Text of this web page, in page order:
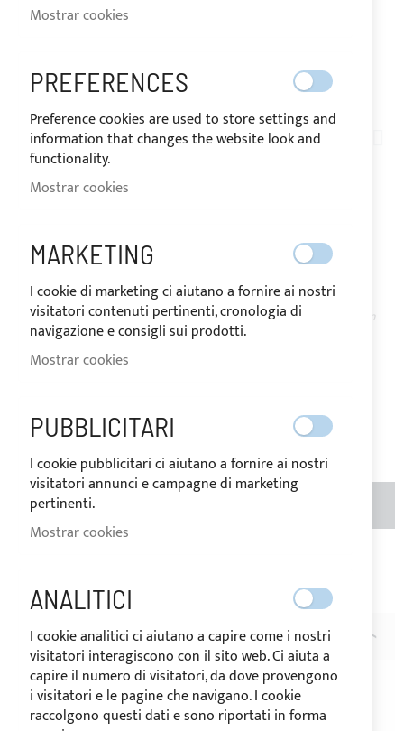
AN01-012
PAQUETE DE 5 METROS
HEMBRA H.20MM - AZUL
DISPONIBLE
Special
13,69 €
El precio puede variar según
el tipo de IVA del país de
CANTIDAD
comparar
ENVÍO EN 24 HORAS
Saltar
comienzo
imágenes
DESCRIPCIÓN
Paquete de 5 metros Velcro macho + hembra h.20mm -
azul
Mostrar cookies
PREFERENCES
Preference cookies are used to store settings and
information that changes the website look and
functionality.
Mostrar cookies
MARKETING
I cookie di marketing ci aiutano a fornire ai nostri
visitatori contenuti pertinenti, cronologia di
navigazione e consigli sui prodotti.
Mostrar cookies
PUBBLICITARI
I cookie pubblicitari ci aiutano a fornire ai nostri
visitatori annunci e campagne di marketing
pertinenti.
Mostrar cookies
ANALITICI
I cookie analitici ci aiutano a capire come i nostri
visitatori interagiscono con il sito web. Ci aiuta a
capire il numero di visitatori, da dove provengono
i visitatori e le pagine che navigano. I cookie
raccolgono questi dati e sono riportati in forma